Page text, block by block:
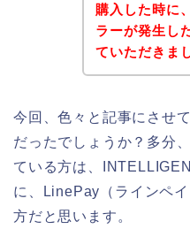
購入した時に
ラーが発生し
ていただきま
今回、色々と記事にさせ
だったでしょうか？多分
ている方は、
に、LinePay（ラインペ
方だと思います。